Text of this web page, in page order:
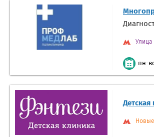
Улица
пн-